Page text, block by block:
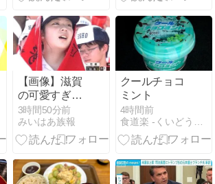
る -2chまとめ-
【画像】滋賀
の可愛すぎる
学生さん、甲
子園で発見さ
れる
3時間50分前
みいはあ族報
クールチョコ
ミント
4時間前
食道楽 -くいどうらく-